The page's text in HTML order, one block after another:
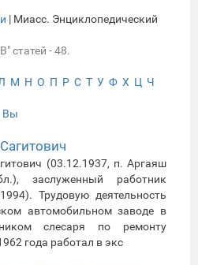
| Миасс. Энциклопедический
статей - 48.
М Н О П Р С Т У Ф Х Ц Ч
Вы
(03.12.1937, п. Аргаяш
заслуженный работник
Трудовую деятельность
автомобильном заводе в
слесаря по ремонту
года работал в экс